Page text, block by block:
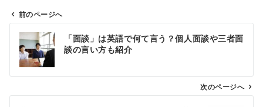
前のページへ
「面談」は英語で何て言う？個人面談や三者面
談の言い方も紹介
次のページへ